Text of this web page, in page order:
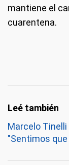
mantiene el
cuarentena.
Marcelo Tinelli
"Sentimos